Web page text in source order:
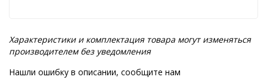
Характеристики и комплектация товара могут изменяться
производителем без уведомления
Нашли ошибку в описании, сообщите нам